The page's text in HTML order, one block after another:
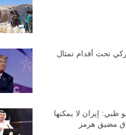
تحت أقدام تمثال
ظبي: إيران لا يمكنها
مضيق هرمز